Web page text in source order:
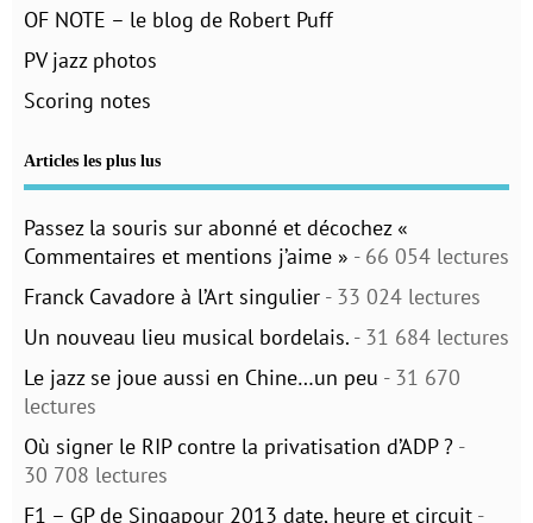
OF NOTE – le blog de Robert Puff
PV jazz photos
Scoring notes
Articles les plus lus
Passez la souris sur abonné et décochez «
Commentaires et mentions j’aime » - 66 054 lectures
Franck Cavadore à l’Art singulier - 33 024 lectures
Un nouveau lieu musical bordelais. - 31 684 lectures
Le jazz se joue aussi en Chine…un peu - 31 670
lectures
Où signer le RIP contre la privatisation d’ADP ? -
30 708 lectures
F1 – GP de Singapour 2013 date, heure et circuit -